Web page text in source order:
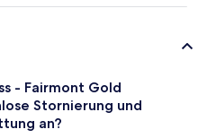
- Fairmont Gold
Stornierung und
an?